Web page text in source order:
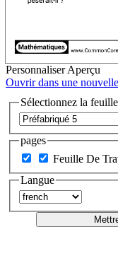
Personnaliser Aperçu
Ouvrir dans une
Sélectionnez la
pages
Feuille De
Langue